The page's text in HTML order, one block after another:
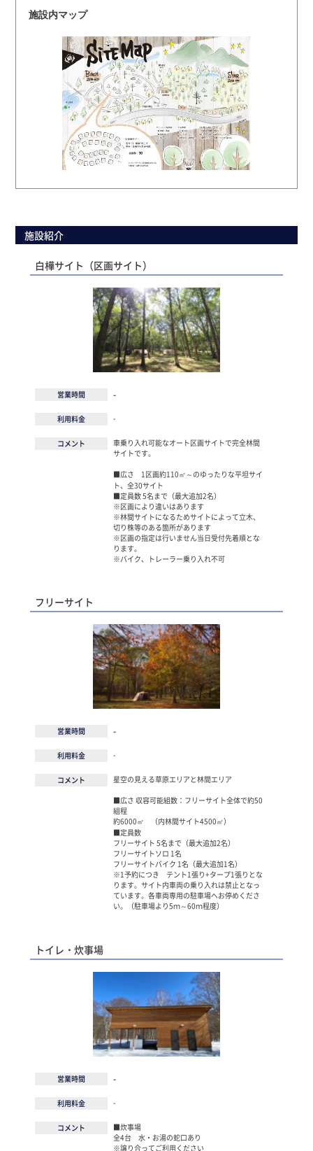
施設内マップ
施設紹介
白樺サイト（区画サイト）
営業時間 -
利用料金 -
コメント
車乗り入れ可能なオート区画サイトで完全林間
サイトです。
■広さ 1区画約110㎡～のゆったりな平坦サイ
ト、全30サイト
■定員数 5名まで（最大追加2名）
※区画により違いはあります
※林間サイトになるためサイトによって立木、
切り株等のある箇所があります
※区画の指定は行いません当日受付先着順とな
ります。
※バイク、トレーラー乗り入れ不可
フリーサイト
営業時間 -
利用料金 -
コメント
星空の見える草原エリアと林間エリア
■広さ 収容可能組数：フリーサイト全体で約50
組程
約6000㎡ （内林間サイト4500㎡）
■定員数
フリーサイト 5名まで（最大追加2名）
フリーサイトソロ 1名
フリーサイトバイク 1名（最大追加1名）
※1予約につき テント1張り+タープ1張りとな
ります。サイト内車両の乗り入れは禁止となっ
ています。各車両専用の駐車場へお停めくださ
い。（駐車場より5ｍ～60ｍ程度）
トイレ・炊事場
営業時間 -
利用料金 -
コメント
■炊事場
全4台 水・お湯の蛇口あり
※譲り合ってご利用ください